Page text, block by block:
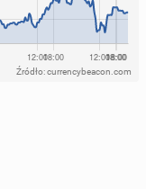
Źródło: currencybeacon.com